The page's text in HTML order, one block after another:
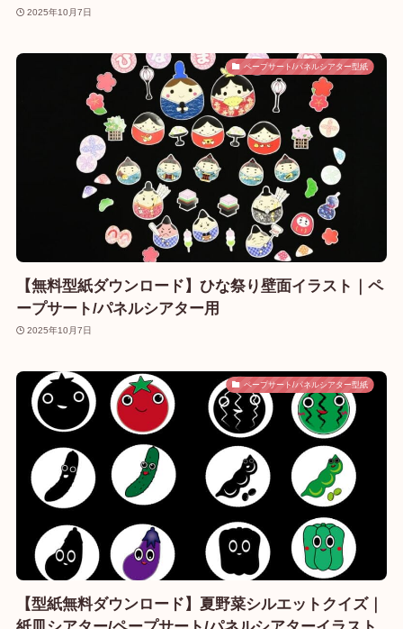
2025年10月7日
ペープサート/パネルシアター型紙
【無料型紙ダウンロード】ひな祭り壁面イラスト｜ペ
ープサート/パネルシアター用
2025年10月7日
ペープサート/パネルシアター型紙
【型紙無料ダウンロード】夏野菜シルエットクイズ｜